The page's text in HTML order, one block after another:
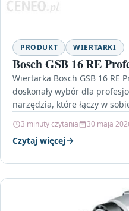
PRODUKT WIERTARKI
Bosch GSB 16 RE
Wiertarka Bosch GSB 16 RE
doskonały wybór dla
narzędzia, które łączy w
3 minuty czytania 30 maja
Czytaj więcej